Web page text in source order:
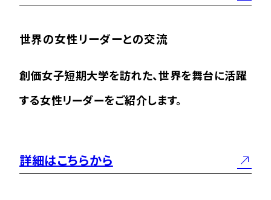
世界の女性リーダーとの交流
創価女子短期大学を訪れた、世界を舞台に活躍
する女性リーダーをご紹介します。
詳細はこちらから